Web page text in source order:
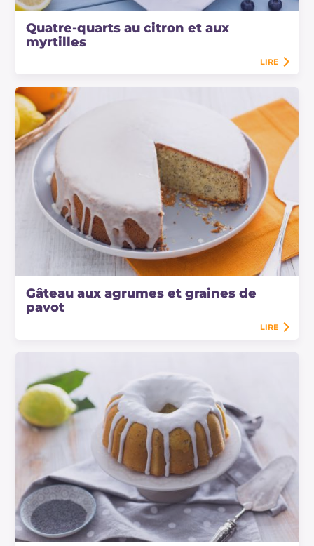
Quatre-quarts au citron et aux
myrtilles
LIRE
Gâteau aux agrumes et graines de
pavot
LIRE